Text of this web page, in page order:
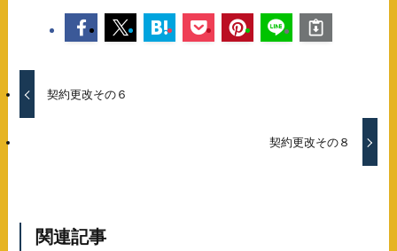
契約更改その６
契約更改その８
関連記事